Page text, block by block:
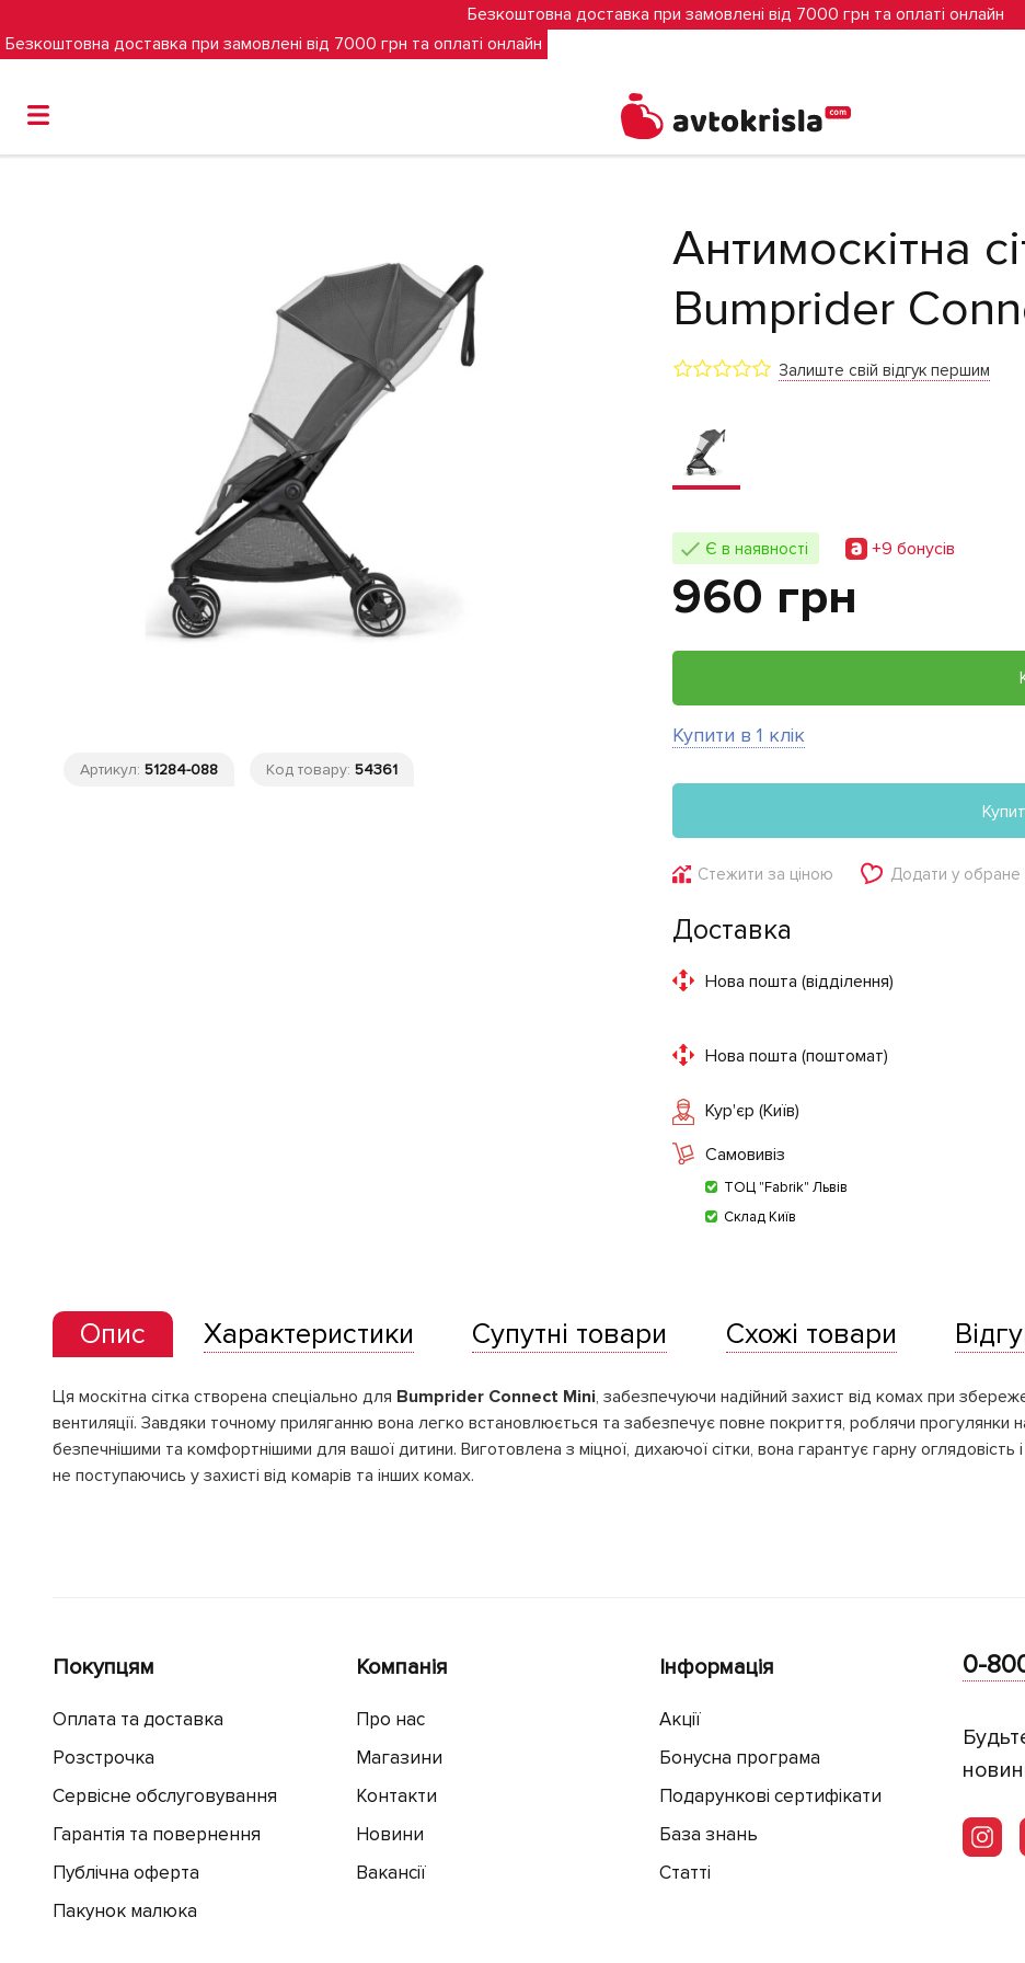
Безкоштовна доставка при замовлені від 7000 грн та оплаті онлайн
Безкоштовна доставка при замовлені від 7000 грн та оплаті онлайн
Артикул: 51284-088 Код товару: 54361
Антимоскітна
Bumprider
Залиште свій відгук першим
Є в наявності +9 бонусiв
960 грн
Купити в 1 клік
Стежити за ціною Додати у обране
Доставка
Нова пошта (відділення)
Нова пошта (поштомат)
Кур'єр (Київ)
Самовивіз
ТОЦ "Fabrik" Львів
Склад Київ
Опис Характеристики Супутні товари Схожі товари
Ця москітна сітка створена спеціально для Bumprider Connect Mini, забезпечуючи надійний захист від комах при
вентиляції. Завдяки точному приляганню вона легко встановлюється та забезпечує повне покриття, роблячи прогулянки
безпечнішими та комфортнішими для вашої дитини. Виготовлена з міцної, дихаючої сітки, вона гарантує гарну оглядовість
не поступаючись у захисті від комарів та інших комах.
Покупцям
Оплата та доставка
Розстрочка
Сервісне обслуговування
Гарантія та повернення
Публічна оферта
Пакунок малюка
Компанія
Про нас
Магазини
Контакти
Новини
Вакансії
Інформація
Акції
Бонусна програма
Подарункові сертифікати
База знань
Статті
0-